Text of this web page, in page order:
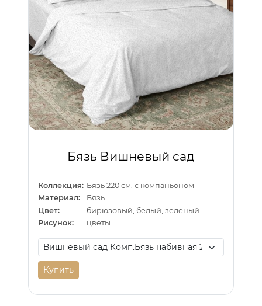
Бязь Вишневый сад
Коллекция: Бязь 220 см. с компаньоном
Материал:
Бязь
Цвет:
бирюзовый, белый, зеленый
Рисунок:
цветы
Купить